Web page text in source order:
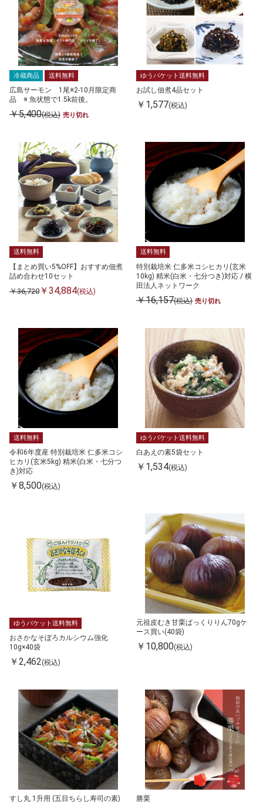
冷蔵商品 送料無料
広島サーモン 1尾※2-10月限定商
品 ※ 魚状態で1.5k前後。
￥5,400(税込) 売り切れ
ゆうパケット送料無料
お試し佃煮4品セット
￥1,577(税込)
送料無料
【まとめ買い5%OFF】おすすめ佃煮
詰め合わせ10セット
￥36,720 ￥34,884(税込)
送料無料
特別栽培米 仁多米コシヒカリ(玄米
10kg) 精米(白米・七分つき)対応 / 横
田法人ネットワーク
￥16,157(税込) 売り切れ
送料無料
令和6年度産 特別栽培米 仁多米コシ
ヒカリ(玄米5kg) 精米(白米・七分つ
き)対応
￥8,500(税込)
ゆうパケット送料無料
白あえの素5袋セット
￥1,534(税込)
ゆうパケット送料無料
おさかなそぼろカルシウム強化
10g×40袋
￥2,462(税込)
元祖皮むき甘栗ぱっくりりん70gケ
ース買い(40袋)
￥10,800(税込)
すし丸 1升用 (五目ちらし寿司の素) 勝栗